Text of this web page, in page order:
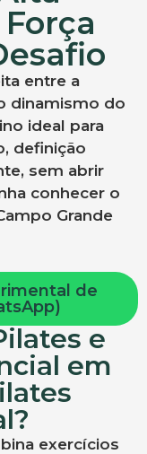
entre a
dinamismo do
ideal para
definição
sem abrir
conhecer o
Grande
de
e
em
exercícios